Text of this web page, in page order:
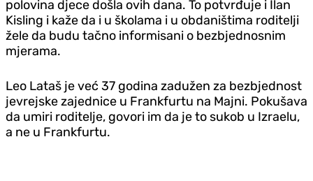
polovina djece došla ovih dana. To potvrđuje i Ilan
Kisling i kaže da i u školama i u obdaništima roditelji
žele da budu tačno informisani o bezbjednosnim
mjerama.
Leo Lataš je već 37 godina zadužen za bezbjednost
jevrejske zajednice u Frankfurtu na Majni. Pokušava
da umiri roditelje, govori im da je to sukob u Izraelu,
a ne u Frankfurtu.